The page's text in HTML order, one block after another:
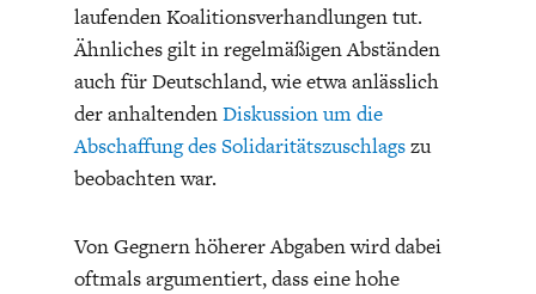
laufenden Koalitionsverhandlungen tut.
Ähnliches gilt in regelmäßigen Abständen
auch für Deutschland, wie etwa anlässlich
der anhaltendenDiskussion um die
Abschaffung des Solidaritätszuschlagszu
beobachten war.
Von Gegnern höherer Abgaben wird dabei
oftmals argumentiert, dass eine hohe